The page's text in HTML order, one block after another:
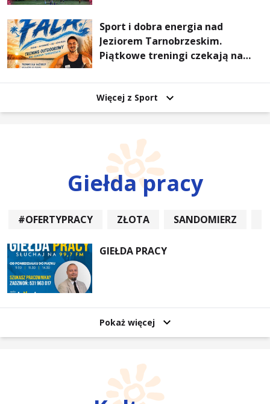
Sport i dobra energia nad
Jeziorem Tarnobrzeskim.
Piątkowe treningi czekają na
Więcej z Sport
Giełda pracy
#OFERTYPRACY ZŁOTA SANDOMIERZ
GIEŁDA PRACY
Pokaż więcej